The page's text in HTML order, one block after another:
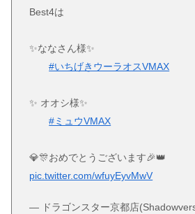
Best4は
✨ななさん様✨
#いちげきウーラオスVMAX
✨ オオシ様✨
#ミュウVMAX
💎🎊おめでとうございます🎉👑
pic.twitter.com/wfuyEyvMwV
— ドラゴンスター京都店